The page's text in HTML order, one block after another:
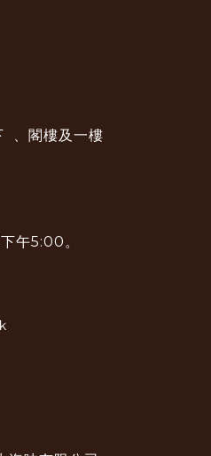
、閣樓及一樓
午5:00。